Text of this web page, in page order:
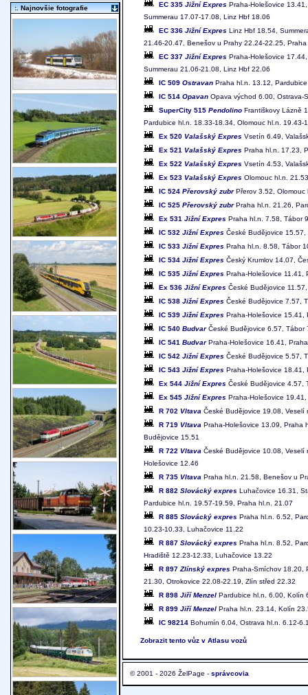
EC 335 Jižní Expres Praha-Holešovice
Summerau 17.07-17.08, Linz Hbf 18.06
EC 336 Jižní Expres Linz Hbf 18.54,
21.46-20.47, Benešov u Prahy 22.24-22.25,
EC 337 Jižní Expres Praha-Holešovice
Summerau 21.06-21.08, Linz Hbf 22.06
IC 509 Ostravan Praha hl.n. 13.12,
IC 514 Opavan Opava východ 6.00, Ostrava-
SuperCity 515 Pendolino Františkovy Lázně
Pardubice hl.n. 18.33-18.34, Olomouc hl.n.
Ex 520 Valašský Expres Vsetín 6.49,
Ex 521 Valašský Expres Praha hl.n. 17.23,
Ex 522 Valašský Expres Vsetín 4.53,
Ex 523 Valašský Expres Olomouc hl.n.
IC 524 Přerovský zubrPřerov 3.52, Olomouc
IC 525 Přerovský zubrPraha hl.n. 21.26,
Ex 531 Jižní Expres Praha hl.n. 7.58, Tábor
IC 532 Jižní Expres České Budějovice
IC 533 Jižní Expres Praha hl.n. 8.58, Tábor
IC 534 Jižní Expres Český Krumlov 14.07,
IC 535 Jižní Expres Praha-Holešovice 11.41,
Ex 536 Jižní Expres České Budějovice
IC 538 Jižní Expres České Budějovice 7.57,
IC 539 Jižní Expres Praha-Holešovice
IC 540 BudvarČeské Budějovice 6.57, Tábor
IC 541 BudvarPraha-Holešovice 16.41,
IC 542 Jižní Expres České Budějovice 5.57,
IC 543 Jižní Expres Praha-Holešovice
Ex 544 Jižní Expres České Budějovice 4.57,
Ex 545 Jižní Expres Praha-Holešovice
R 702 Vltava České Budějovice 19.08,
R 719 Vltava Praha-Holešovice 13.09, Praha
Budějovice 15.51
R 722 Vltava České Budějovice 10.08,
Holešovice 12.46
R 735 Vltava Praha hl.n. 21.58, Benešov u
R 882 Slovácký expres Luhačovice 16.31,
Pardubice hl.n. 19.57-19.59, Praha hl.n. 21.07
R 885 Slovácký expres Praha hl.n. 6.52,
10.23-10.33, Luhačovice 11.22
R 887 Slovácký expres Praha hl.n. 8.52,
Hradiště 12.23-12.33, Luhačovice 13.22
R 897 Zlínský expres Praha-Smíchov 18.20,
21.30, Otrokovice 22.08-22.19, Zlín střed 22.32
R 898 Jiří Menzel Pardubice hl.n. 6.00, Kolín
R 899 Jiří Menzel Praha hl.n. 23.14, Kolín
IC 98214 Bohumín 6.04, Ostrava hl.n. 6.12-
Zobrazit tento vůz v Atlasu vozů
© 2001 - 2026 ŽelPage - správcovia
:. Najnovšie fotografie